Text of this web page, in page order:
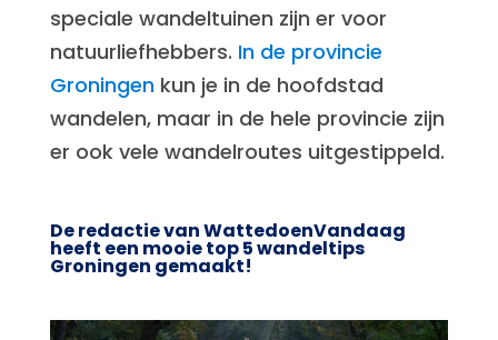
speciale wandeltuinen zijn er voor
natuurliefhebbers. In de provincie
Groningenkun je in de hoofdstad
wandelen, maar in de hele provincie zijn
er ook vele wandelroutes uitgestippeld.
De redactie van WattedoenVandaag
heeft een mooie top 5 wandeltips
Groningen gemaakt!